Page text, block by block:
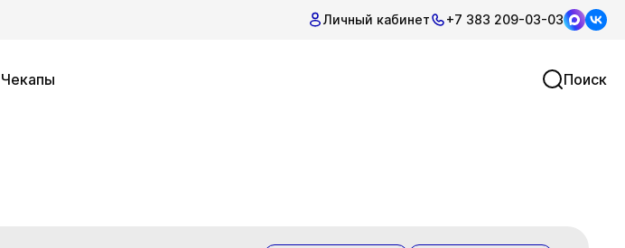
Личный кабинет +7 383 209-03-03
Чекапы Поиск